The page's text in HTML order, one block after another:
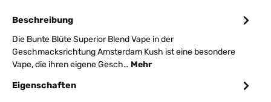
Beschreibung
Die Bunte Blüte Superior Blend Vape in der
Geschmacksrichtung Amsterdam Kush ist eine besondere
Vape, die ihren eigene Gesch… Mehr
Eigenschaften